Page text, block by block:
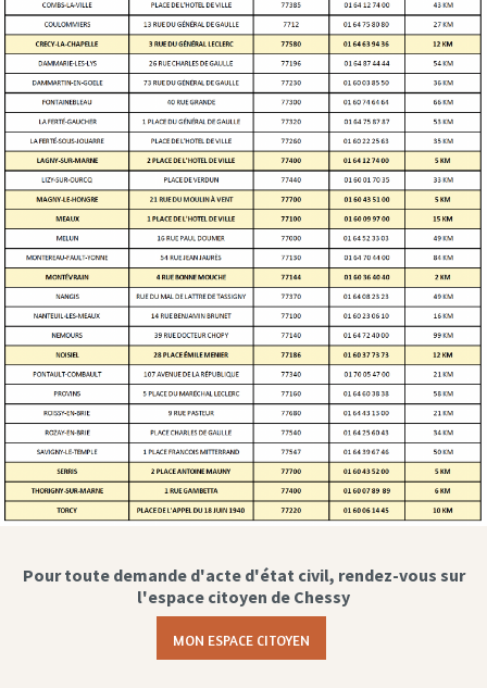
Pour toute demande d'acte d'état civil, rendez-vous sur
l'espace citoyen de Chessy
MON ESPACE CITOYEN